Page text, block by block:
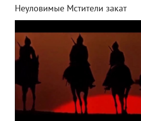
Неуловимые Мстители закат